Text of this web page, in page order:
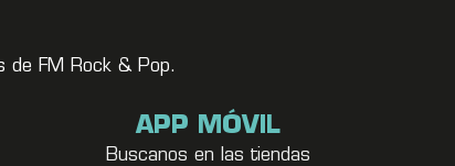
de FM Rock & Pop.
APP MÓVIL
Buscanos en las tiendas